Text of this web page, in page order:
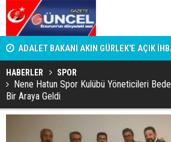
ADALET BAKANI AKIN GÜRLEK'E AÇIK
KİM KORUYOR?
HABERLER SPOR
Nene Hatun Spor Kulübü Yöneticileri
Bir Araya Geldi